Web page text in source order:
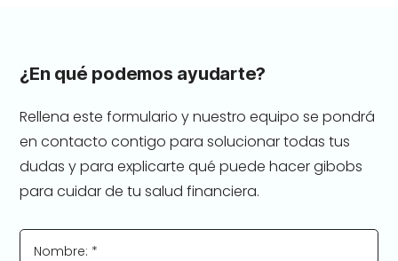
¿En qué podemos ayudarte?
Rellena este formulario y nuestro equipo se pondrá
en contacto contigo para solucionar todas tus
dudas y para explicarte qué puede hacer gibobs
para cuidar de tu salud financiera.
Nombre: *